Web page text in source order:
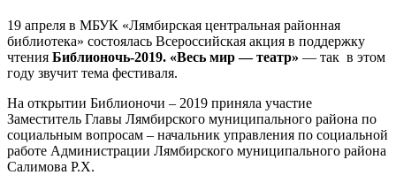
19 апреля в МБУК «Лямбирская центральная районная
библиотека» состоялась Всероссийская акция в поддержку
чтения Библионочь-2019. «Весь мир — театр» — так в этом
году звучит тема фестиваля.
На открытии Библионочи – 2019 приняла участие
Заместитель Главы Лямбирского муниципального района по
социальным вопросам – начальник управления по социальной
работе Администрации Лямбирского муниципального района
Салимова Р.Х.